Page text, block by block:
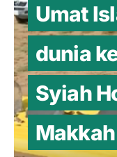
Umat
dunia
Syiah
Makkah